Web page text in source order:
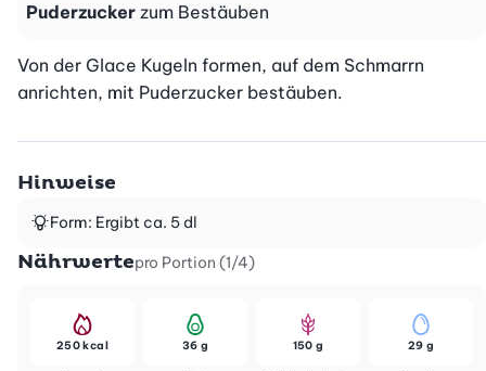
Puderzucker zum Bestäuben
Von der Glace Kugeln formen, auf dem Schmarrn
anrichten, mit Puderzucker bestäuben.
Hinweise
Form: Ergibt ca. 5 dl
Nährwertepro Portion (1/4)
250 kcal 36 g 150 g 29 g